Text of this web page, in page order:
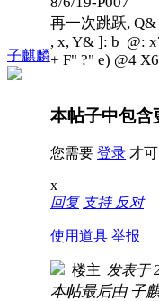
子麒麟
再一次跳跃,
, x, Y& ]: b @:
+ F" ?" e) @4 X6
本帖子中包含
您需要 登录 才
x
回复 支持 反对
使用道具 举报
楼主| 发表于
本帖最后由 子